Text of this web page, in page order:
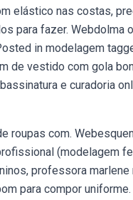
elástico nas costas,
para fazer. Webdolma
in modelagem
de vestido com gola
e curadoria
roupas com.
(modelagem
professora
para compor